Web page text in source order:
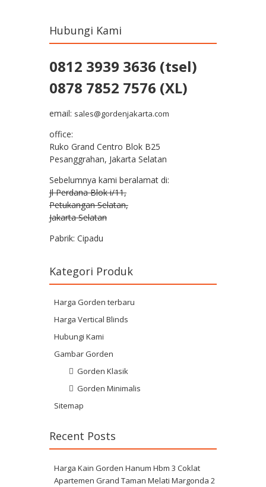
Hubungi Kami
0812 3939 3636 (tsel)
0878 7852 7576 (XL)
email: sales@gordenjakarta.com
office:
Ruko Grand Centro Blok B25
Pesanggrahan, Jakarta Selatan
Sebelumnya kami beralamat di:
Jl Perdana Blok i/11,
Petukangan Selatan,
Jakarta Selatan
Pabrik: Cipadu
Kategori Produk
Harga Gorden terbaru
Harga Vertical Blinds
Hubungi Kami
Gambar Gorden
Gorden Klasik
Gorden Minimalis
Sitemap
Recent Posts
Harga Kain Gorden Hanum Hbm 3 Coklat
Apartemen Grand Taman Melati Margonda 2